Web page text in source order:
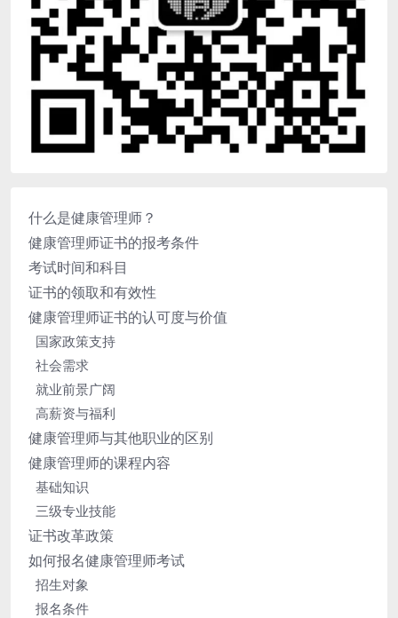
什么是健康管理师？
健康管理师证书的报考条件
考试时间和科目
证书的领取和有效性
健康管理师证书的认可度与价值
国家政策支持
社会需求
就业前景广阔
高薪资与福利
健康管理师与其他职业的区别
健康管理师的课程内容
基础知识
三级专业技能
证书改革政策
如何报名健康管理师考试
招生对象
报名条件